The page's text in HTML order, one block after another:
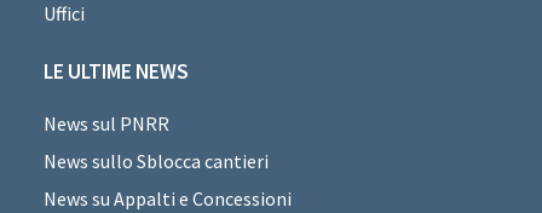
Uffici
LE ULTIME NEWS
News sul PNRR
News sullo Sblocca cantieri
News su Appalti e Concessioni